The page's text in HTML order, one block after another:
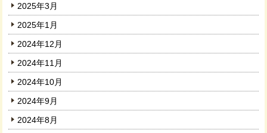
2025年3月
2025年1月
2024年12月
2024年11月
2024年10月
2024年9月
2024年8月